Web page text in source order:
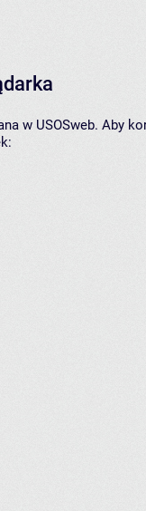
w USOSweb. Aby